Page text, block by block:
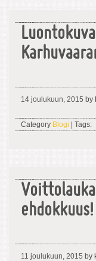
14 joulukuun, 2015 by
Category Blogi | Tags:
ehdokkuus!
11 joulukuun, 2015 by